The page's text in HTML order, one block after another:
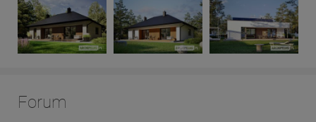
Forum